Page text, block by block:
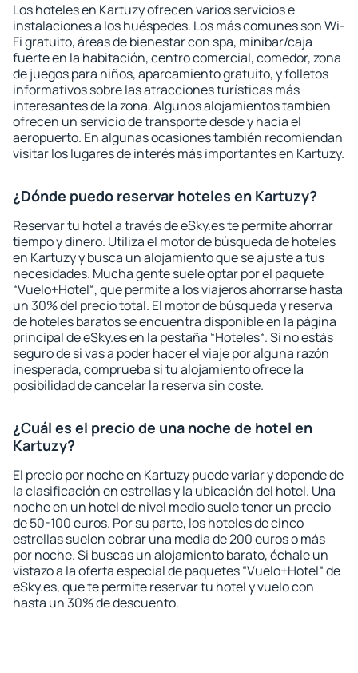
Los hoteles en Kartuzy ofrecen varios servicios e
instalaciones a los huéspedes. Los más comunes son Wi-
Fi gratuito, áreas de bienestar con spa, minibar/caja
fuerte en la habitación, centro comercial, comedor, zona
de juegos para niños, aparcamiento gratuito, y folletos
informativos sobre las atracciones turísticas más
interesantes de la zona. Algunos alojamientos también
ofrecen un servicio de transporte desde y hacia el
aeropuerto. En algunas ocasiones también recomiendan
visitar los lugares de interés más importantes en Kartuzy.
¿Dónde puedo reservar hoteles en Kartuzy?
Reservar tu hotel a través de eSky.es te permite ahorrar
tiempo y dinero. Utiliza el motor de búsqueda de hoteles
en Kartuzy y busca un alojamiento que se ajuste a tus
necesidades. Mucha gente suele optar por el paquete
“Vuelo+Hotel“, que permite a los viajeros ahorrarse hasta
un 30% del precio total. El motor de búsqueda y reserva
de hoteles baratos se encuentra disponible en la página
principal de eSky.es en la pestaña “Hoteles“. Si no estás
seguro de si vas a poder hacer el viaje por alguna razón
inesperada, comprueba si tu alojamiento ofrece la
posibilidad de cancelar la reserva sin coste.
¿Cuál es el precio de una noche de hotel en
Kartuzy?
El precio por noche en Kartuzy puede variar y depende de
la clasificación en estrellas y la ubicación del hotel. Una
noche en un hotel de nivel medio suele tener un precio
de 50-100 euros. Por su parte, los hoteles de cinco
estrellas suelen cobrar una media de 200 euros o más
por noche. Si buscas un alojamiento barato, échale un
vistazo a la oferta especial de paquetes “Vuelo+Hotel“ de
eSky.es, que te permite reservar tu hotel y vuelo con
hasta un 30% de descuento.